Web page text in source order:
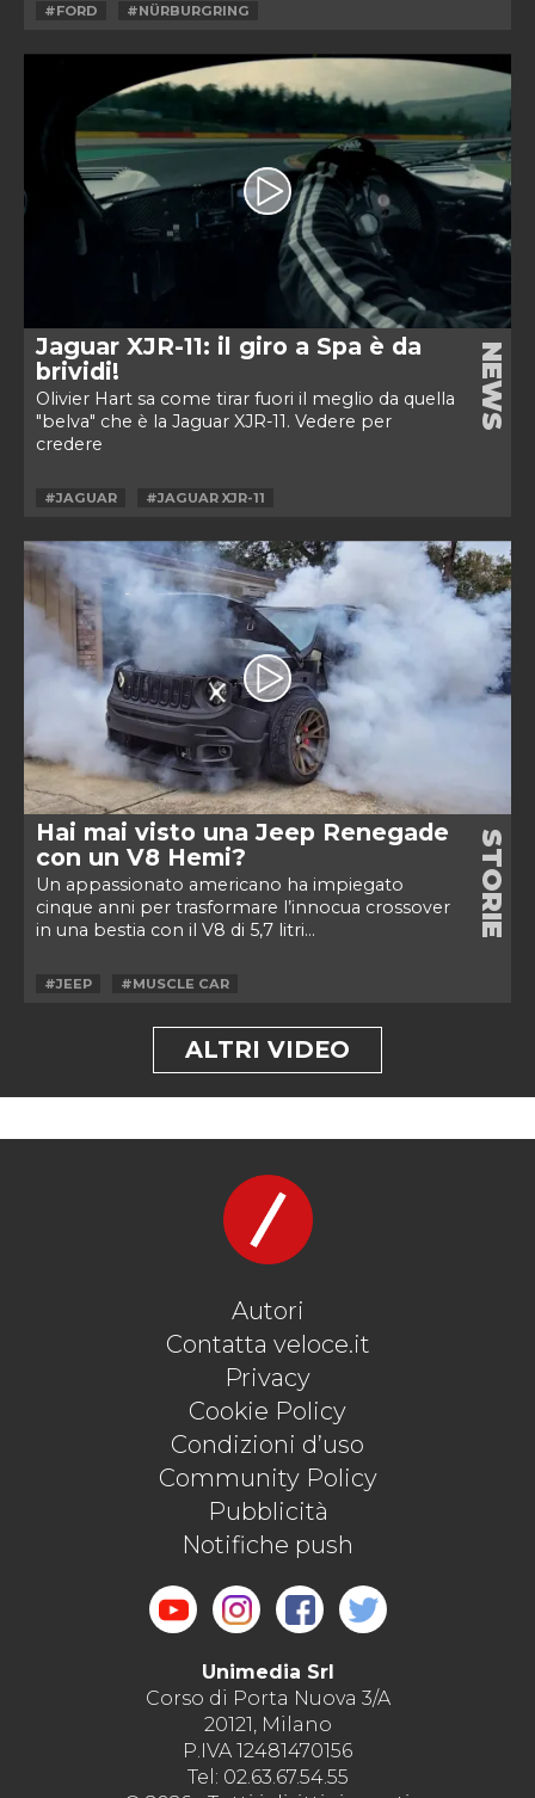
#FORD #NÜRBURGRING
Jaguar XJR-11: il giro a Spa è da
brividi!
Olivier Hart sa come tirar fuori il meglio da quella
"belva" che è la Jaguar XJR-11. Vedere per
credere
NEWS
#JAGUAR #JAGUAR XJR-11
Hai mai visto una Jeep Renegade
con un V8 Hemi?
Un appassionato americano ha impiegato
cinque anni per trasformare l’innocua crossover
in una bestia con il V8 di 5,7 litri...
STORIE
#JEEP #MUSCLE CAR
ALTRI VIDEO
Autori
Contatta veloce.it
Privacy
Cookie Policy
Condizioni d’uso
Community Policy
Pubblicità
Notifiche push
Unimedia Srl
Corso di Porta Nuova 3/A
20121, Milano
P.IVA 12481470156
Tel: 02.63.67.54.55